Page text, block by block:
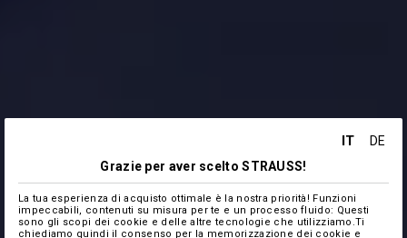
IT
DE
Grazie per aver scelto STRAUSS!
La tua esperienza di acquisto ottimale è la nostra priorità! Funzioni
impeccabili, contenuti su misura per te e un processo fluido: Questi
sono gli scopi dei cookie e delle altre tecnologie che utilizziamo.Ti
chiediamo quindi il consenso per la memorizzazione dei cookie e